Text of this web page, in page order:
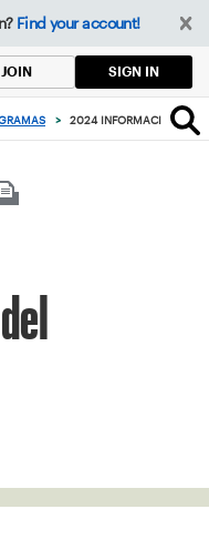
Find your account!
JOIN SIGN IN
> 2024 INFORMACIÓN DEL